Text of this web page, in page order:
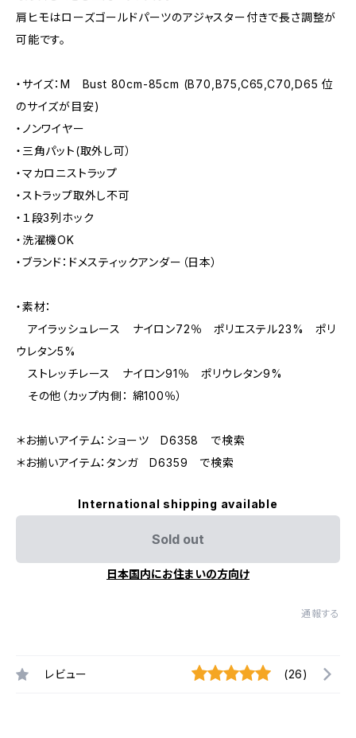
肩ヒモはローズゴールドパーツのアジャスター付きで長さ調整が
可能です。
・サイズ：M Bust 80cm-85cm (B70,B75,C65,C70,D65 位
のサイズが目安)
・ノンワイヤー
・三角パット(取外し可）
・マカロニストラップ
・ストラップ取外し不可
・１段3列ホック
・洗濯機OK
・ブランド：ドメスティックアンダー（日本）
・素材：
アイラッシュレース ナイロン72％ ポリエステル23% ポリ
ウレタン5%
ストレッチレース ナイロン91％ ポリウレタン9%
その他（カップ内側： 綿100％）
＊お揃いアイテム：ショーツ D6358 で検索
＊お揃いアイテム：タンガ D6359 で検索
International shipping available
Sold out
日本国内にお住まいの方向け
通報する
レビュー (26)